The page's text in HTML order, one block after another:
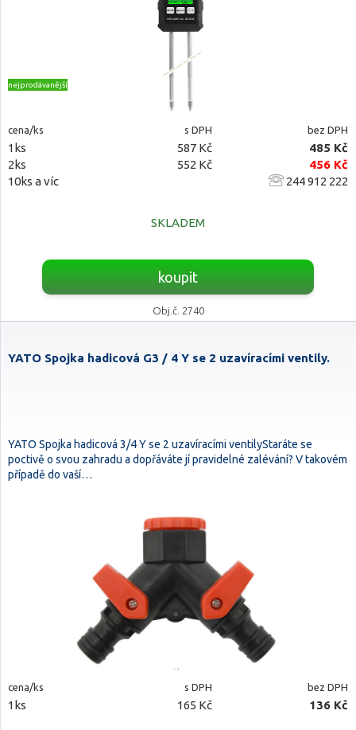
nejprodávanější
cena/ks s DPH bez DPH
1ks 587 Kč
485 Kč
2ks
552 Kč
456 Kč
10ks a víc
244 912 222
SKLADEM
koupit
Obj.č. 2740
YATO Spojka hadicová G3 / 4 Y se 2 uzavíracími ventily.
YATO Spojka hadicová 3/4 Y se 2 uzavíracími ventilyStaráte se
poctivě o svou zahradu a dopřáváte jí pravidelné zalévání? V takovém
případě do vaší…
cena/ks s DPH bez DPH
1ks 165 Kč 136 Kč